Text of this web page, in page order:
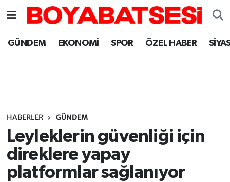
GÜNDEM EKONOMİ SPOR ÖZEL HABER
HABERLER GÜNDEM
Leyleklerin güvenliği için
direklere yapay
platformlar sağlanıyor
Sinop Nöbetçi Eczaneler
Sinop Trafik Yoğunluk Haritası
Süper Lig Puan Durumu ve Fikstür
Tüm Manşetler